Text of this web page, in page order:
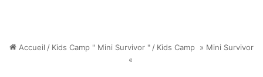
Accueil / Kids Camp " Mini Survivor " / Kids Camp » Mini Survivor
«